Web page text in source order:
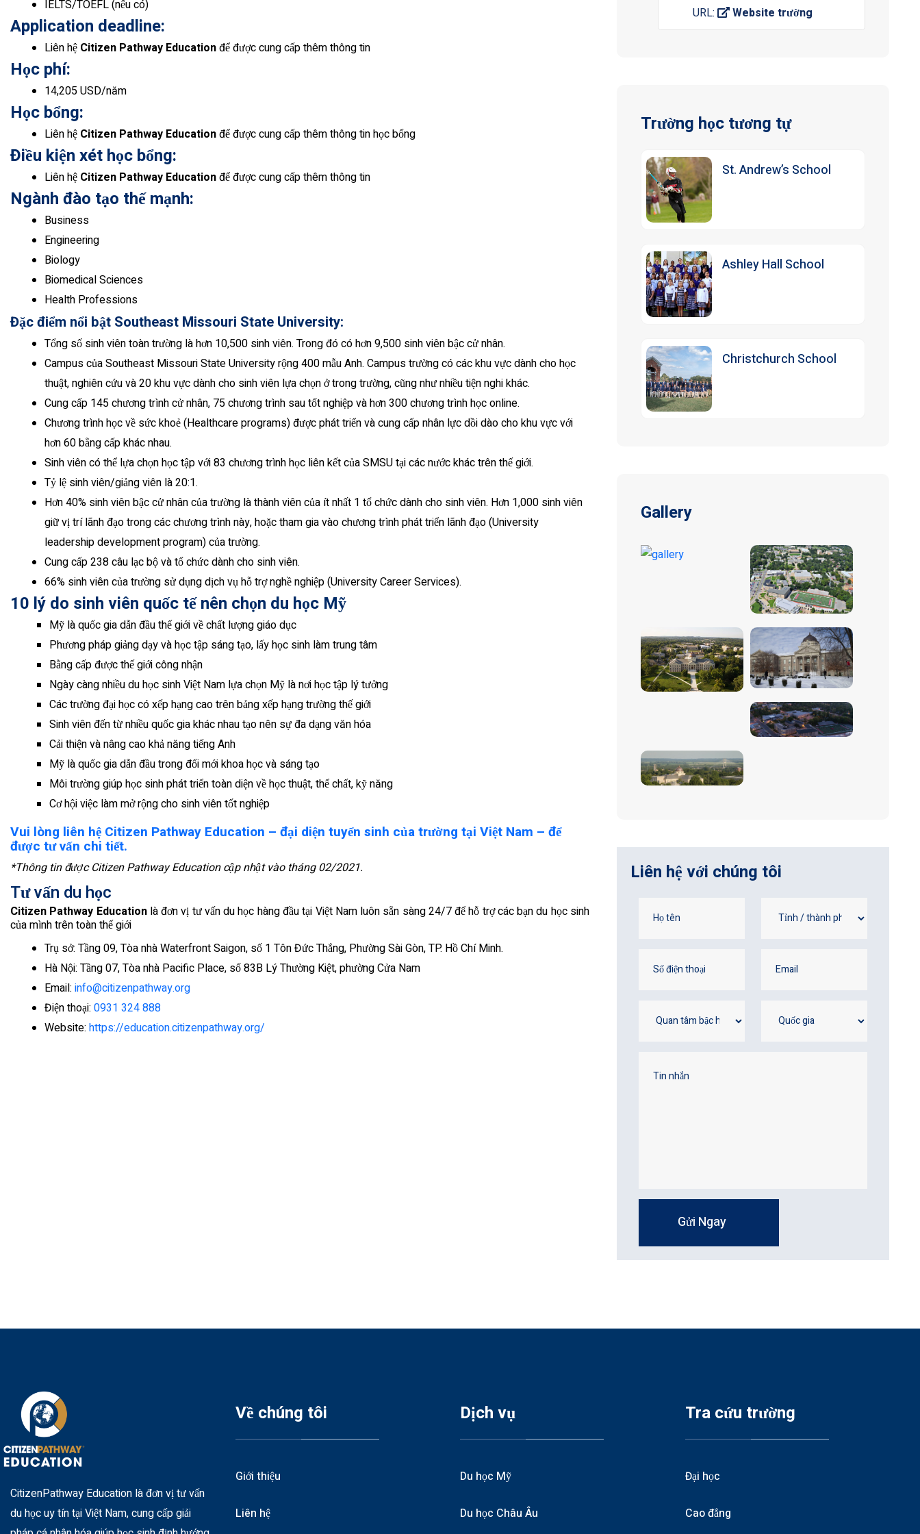
IELTS/TOEFL (nếu có)
Application deadline:
Liên hệ Citizen Pathway Educationđể được cung cấp thêm thông tin
Học phí:
14,205 USD/năm
Học bổng:
Liên hệ Citizen Pathway Educationđể được cung cấp thêm thông tin học bổng
Điều kiện xét học bổng:
Liên hệ Citizen Pathway Educationđể được cung cấp thêm thông tin
Ngành đào tạo thế mạnh:
Business
Engineering
Biology
Biomedical Sciences
Health Professions
Đặc điểm nổi bật Southeast Missouri State University:
Tổng số sinh viên toàn trường là hơn 10,500 sinh viên. Trong đó có hơn 9,500 sinh viên bậc cử nhân.
Campus của Southeast Missouri State University rộng 400 mẫu Anh. Campus trường có các khu vực dành cho học
thuật, nghiên cứu và 20 khu vực dành cho sinh viên lựa chọn ở trong trường, cũng như nhiều tiện nghi khác.
Cung cấp 145 chương trình cử nhân, 75 chương trình sau tốt nghiệp và hơn 300 chương trình học online.
Chương trình học về sức khoẻ (Healthcare programs) được phát triển và cung cấp nhân lực dồi dào cho khu vực với
hơn 60 bằng cấp khác nhau.
Sinh viên có thể lựa chọn học tập với 83 chương trình học liên kết của SMSU tại các nước khác trên thế giới.
Tỷ lệ sinh viên/giảng viên là 20:1.
Hơn 40% sinh viên bậc cử nhân của trường là thành viên của ít nhất 1 tổ chức dành cho sinh viên. Hơn 1,000 sinh viên
giữ vị trí lãnh đạo trong các chương trình này, hoặc tham gia vào chương trình phát triển lãnh đạo (University
leadership development program) của trường.
Cung cấp 238 câu lạc bộ và tổ chức dành cho sinh viên.
66% sinh viên của trường sử dụng dịch vụ hỗ trợ nghề nghiệp (University Career Services).
10 lý do sinh viên quốc tế nên chọn du học Mỹ
Mỹ là quốc gia dẫn đầu thế giới về chất lượng giáo dục
Phương pháp giảng dạy và học tập sáng tạo, lấy học sinh làm trung tâm
Bằng cấp được thế giới công nhận
Ngày càng nhiều du học sinh Việt Nam lựa chọn Mỹ là nơi học tập lý tưởng
Các trường đại học có xếp hạng cao trên bảng xếp hạng trường thế giới
Sinh viên đến từ nhiều quốc gia khác nhau tạo nên sự đa dạng văn hóa
Cải thiện và nâng cao khả năng tiếng Anh
Mỹ là quốc gia dẫn đầu trong đổi mới khoa học và sáng tạo
Môi trường giúp học sinh phát triển toàn diện về học thuật, thể chất, kỹ năng
Cơ hội việc làm mở rộng cho sinh viên tốt nghiệp
Vui lòng liên hệ Citizen Pathway Education – đại diện tuyển sinh của trường tại Việt Nam – để
được tư vấn chi tiết.
*Thông tin được Citizen Pathway Education cập nhật vào tháng 02/2021.
Tư vấn du học
Citizen Pathway Education là đơn vị tư vấn du học hàng đầu tại Việt Nam luôn sẵn sàng 24/7 để hỗ trợ các bạn du học sinh
của mình trên toàn thế giới
Trụ sở: Tầng 09, Tòa nhà Waterfront Saigon, số 1 Tôn Đức Thắng, Phường Sài Gòn, TP. Hồ Chí Minh.
Hà Nội: Tầng 07, Tòa nhà Pacific Place, số 83B Lý Thường Kiệt, phường Cửa Nam
Email: info@citizenpathway.org
Điện thoại: 0931 324 888
Website: https://education.citizenpathway.org/
URL: Website trường
Trường học tương tự
St. Andrew’s School
Ashley Hall School
Christchurch School
Gallery
Liên hệ với chúng tôi
Gửi Ngay
CitizenPathway Education là đơn vị tư vấn
du học uy tín tại Việt Nam, cung cấp giải
Về chúng tôi
Giới thiệu
Liên hệ
Dịch vụ
Du học Mỹ
Du học Châu Âu
Tra cứu trường
Đại học
Cao đẳng